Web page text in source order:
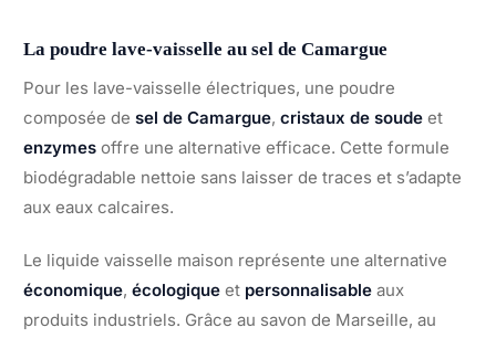
La poudre lave-vaisselle au sel de Camargue
Pour les lave-vaisselle électriques, une poudre
composée de sel de Camargue, cristaux de soude et
enzymes offre une alternative efficace. Cette formule
biodégradable nettoie sans laisser de traces et s’adapte
aux eaux calcaires.
Le liquide vaisselle maison représente une alternative
économique, écologique et personnalisable aux
produits industriels. Grâce au savon de Marseille, au